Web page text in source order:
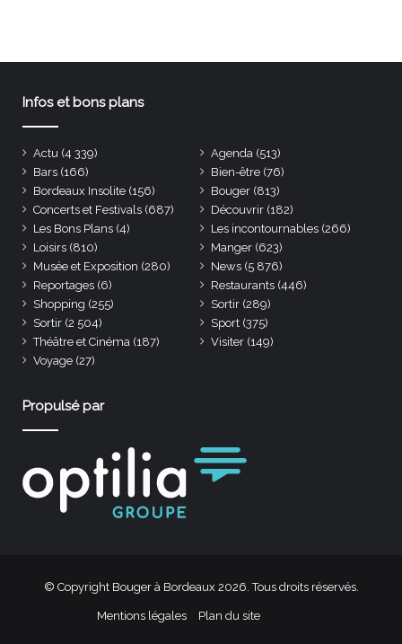
Infos et bons plans
Actu (4 339) Agenda (513)
Bars (166) Bien-être (76)
Bordeaux Insolite (156) Bouger (813)
Concerts et Festivals (687) Découvrir (182)
Les Bons Plans (4) Les incontournables (266)
Loisirs (810) Manger (623)
Musée et Exposition (280) News (5 876)
Reportages (6) Restaurants (446)
Shopping (255) Sortir (289)
Sortir (2 504) Sport (375)
Théâtre et Cinéma (187) Visiter (149)
Voyage (27)
Propulsé par
© Copyright Bouger à Bordeaux 2026. Tous droits réservés.
Mentions légales Plan du site